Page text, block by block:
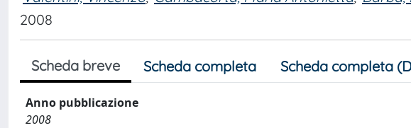
2008
Scheda breve Scheda completa Scheda completa
Anno pubblicazione
2008